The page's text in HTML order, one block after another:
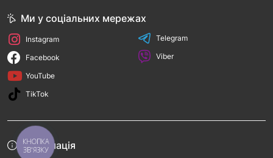
Інформація
Ми у соціальних мережах
Instagram
Facebook
YouTube
TikTok
Telegram
Viber
КНОПКА
ЗВ'ЯЗКУ